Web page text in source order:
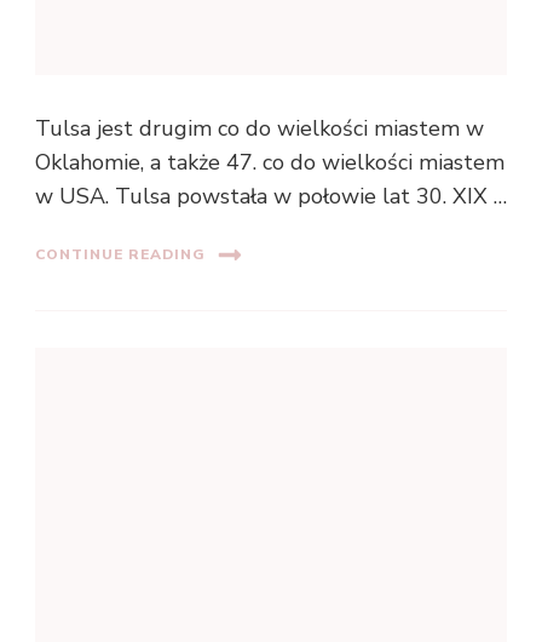
Tulsa jest drugim co do wielkości miastem w
Oklahomie, a także 47. co do wielkości miastem
w USA. Tulsa powstała w połowie lat 30. XIX …
CONTINUE READING